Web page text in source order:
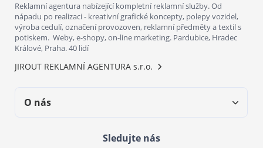
Reklamní agentura nabízející kompletní reklamní služby. Od
nápadu po realizaci - kreativní grafické koncepty, polepy vozidel,
výroba cedulí, označení provozoven, reklamní předměty a textil s
potiskem. Weby, e-shopy, on-line marketing. Pardubice, Hradec
Králové, Praha. 40 lidí
JIROUT REKLAMNÍ AGENTURA s.r.o.
O nás
Sledujte nás